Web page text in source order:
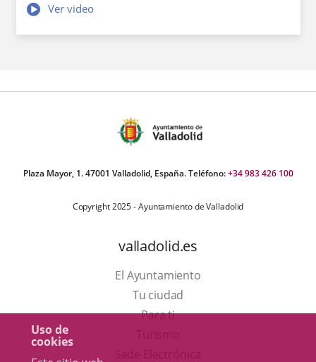
Uso de
cookies
Ver videoEnlace
una
Plaza Mayor, 1. 47001 Valladolid, España. Teléfono:+34 983 426 100
Copyright 2025 - Ayuntamiento de Valladolid
valladolid.es
El Ayuntamiento
Tu ciudad
Para ti